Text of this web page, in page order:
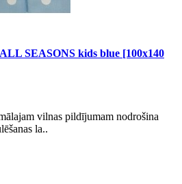
SEASONS kids blue [100x140
vilnas pildījumam nodrošina
la..